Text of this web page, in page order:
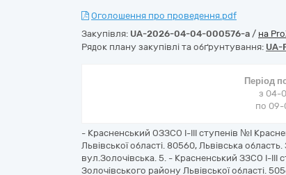
Оголошення про проведення.pdf
Закупівля: UA-2026-04-04-000576-a / на
Рядок плану закупівлі та обґрунтування:
Період
з 04-
по 09-
- Красненський ОЗЗСО I-III ступенів №I
Львівської області. 80560, Львівська
вул.Золочівська. 5. - Красненський ЗЗСО I-III
Золочівського району Львівської області.